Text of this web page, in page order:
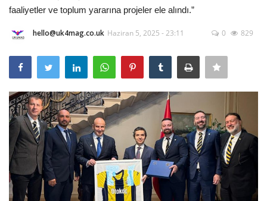
TOPLUM
Londra
İş İlanları
Seri İlanlar
İngiltere
Videolar
İş & Ekonomi
faaliyetler ve toplum yararına projeler ele alındı.”
hello@uk4mag.co.uk Haziran 5, 2025 - 23:11 0 829